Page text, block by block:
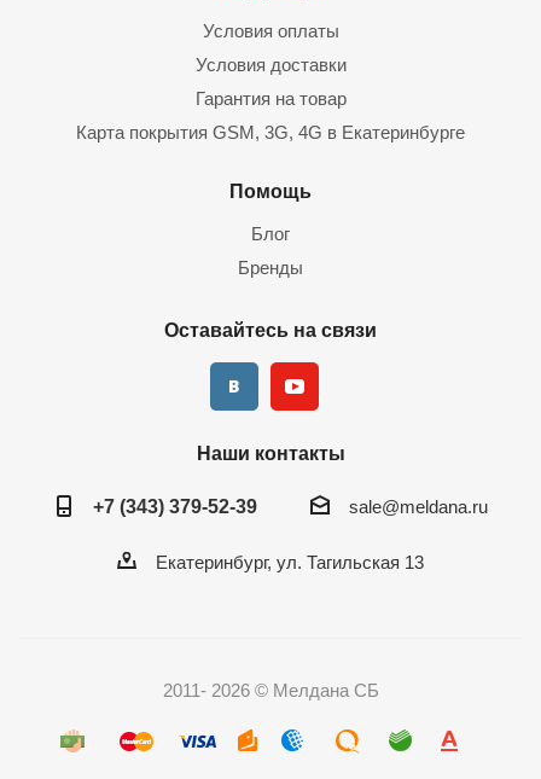
Условия оплаты
Условия доставки
Гарантия на товар
Карта покрытия GSM, 3G, 4G в Екатеринбурге
Помощь
Блог
Бренды
Оставайтесь на связи
Наши контакты
+7 (343) 379-52-39 sale@meldana.ru
Екатеринбург, ул. Тагильская 13
2011- 2026 © Мелдана СБ